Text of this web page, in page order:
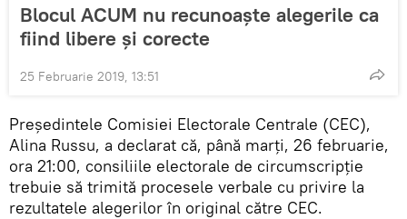
Blocul ACUM nu recunoaște alegerile ca
fiind libere și corecte
25 Februarie 2019, 13:51
Președintele Comisiei Electorale Centrale (CEC),
Alina Russu, a declarat că, până marți, 26 februarie,
ora 21:00, consiliile electorale de circumscripție
trebuie să trimită procesele verbale cu privire la
rezultatele alegerilor în original către CEC.